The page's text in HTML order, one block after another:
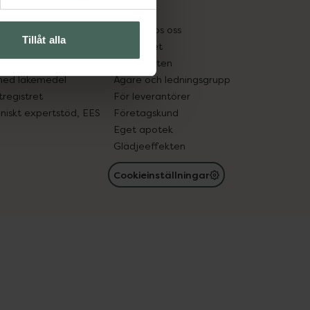
Tillåt alla
in gammal medicin
läkemedel
expertstöd, EES
Pressrum
Jobba hos oss
Hållbarhet
Samarbeten
Ägare och ledningsgrupp
För leverantörer
Företagskund
Eget apotek
Glädjeeffekten
Cookieinställningar